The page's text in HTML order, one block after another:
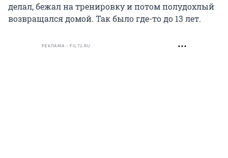
делал, бежал на тренировку и потом полудохлый
возвращался домой. Так было где-то до 13 лет.
РЕКЛАМА • FIL72.RU